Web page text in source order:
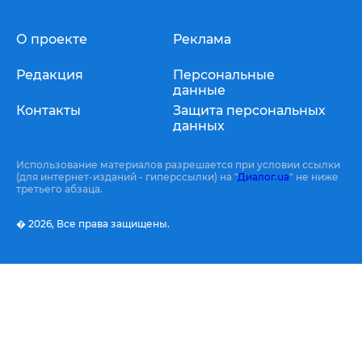
О проекте
Редакция
Контакты
Реклама
Персональные
данные
Защита персональных
данных
Использование материалов разрешается при условии ссылки
(для интернет-изданий - гиперссылки) на "Диалог.ua" не ниже
третьего абзаца.
� 2026, Все права защищены.